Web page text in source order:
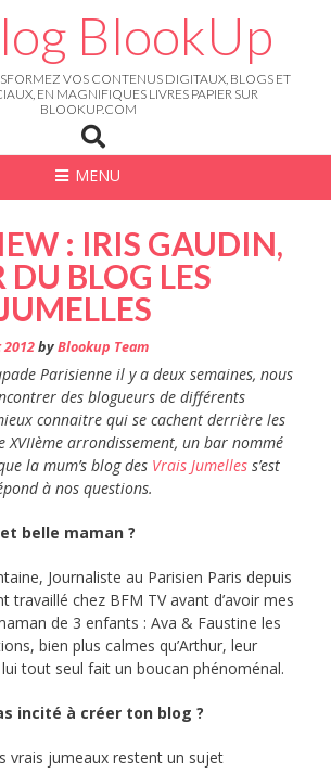
BlookUp
VOS CONTENUS DIGITAUX, BLOGS ET
EN MAGNIFIQUES LIVRES PAPIER SUR
BLOOKUP.COM
MENU
: IRIS GAUDIN,
DU BLOG LES
byBlookup Team
Parisienne il y a deux semaines, nous
des blogueurs de différents
connaitre qui se cachent derrière les
XVIIème arrondissement, un bar nommé
la mum’s blog des Vrais Jumelles s’est
à nos questions.
belle maman ?
Journaliste au Parisien Paris depuis
travaillé chez BFM TV avant d’avoir mes
de 3 enfants : Ava & Faustine les
bien plus calmes qu’Arthur, leur
tout seul fait un boucan phénoménal.
incité à créer ton blog ?
vrais jumeaux restent un sujet